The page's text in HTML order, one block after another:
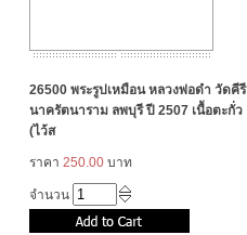
26500 พระรูปเหมือน หลวงพ่อดำ วัดคีรี
นาครัตนาราม ลพบุรี ปี 2507 เนื้อตะกั่ว
(ไว้ส
ราคา 250.00 บาท
จำนวน